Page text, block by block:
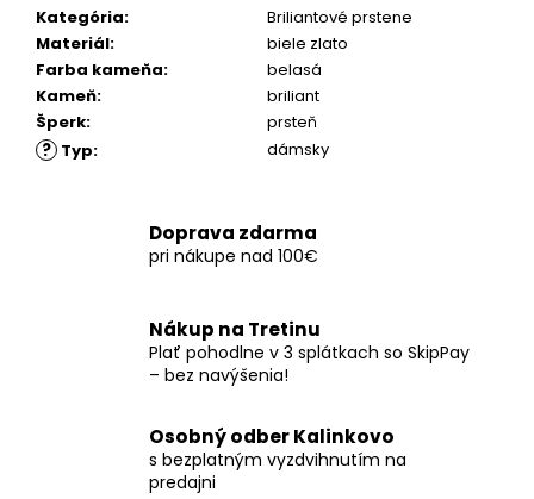
Kategória:
Briliantové prstene
Materiál:
biele zlato
Farba kameňa:
belasá
Kameň:
briliant
Šperk: prsteň
? Typ: dámsky
Doprava zdarma
pri nákupe nad 100€
Nákup na Tretinu
Plať pohodlne v 3 splátkach so SkipPay
– bez navýšenia!
Osobný odber Kalinkovo
s bezplatným vyzdvihnutím na
predajni